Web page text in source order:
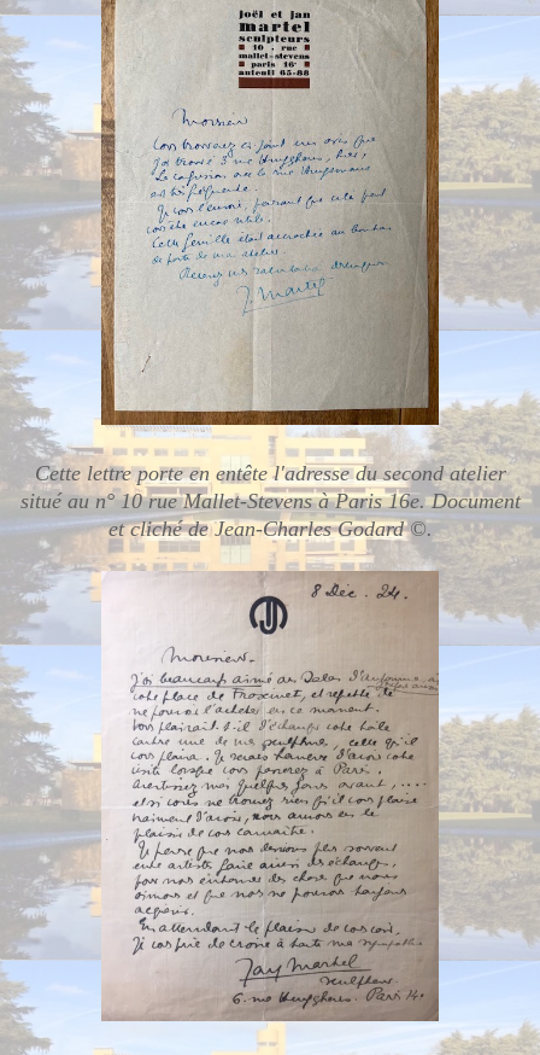
Cette lettre porte en entête l'adresse du second atelier
situé au n° 10 rue Mallet-Stevens à Paris 16e. Document
et cliché de Jean-Charles Godard ©.